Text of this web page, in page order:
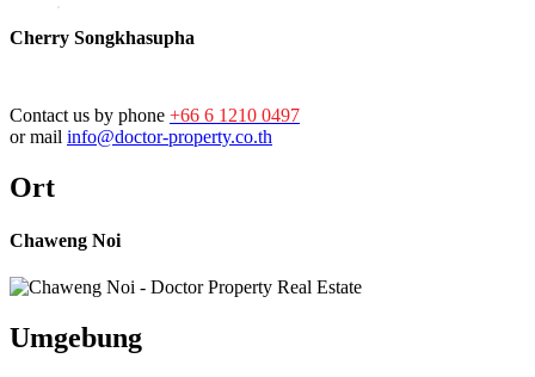
Cherry Songkhasupha
Contact us by phone +66 6 1210 0497
or mail info@doctor-property.co.th
Ort
Chaweng Noi
Umgebung